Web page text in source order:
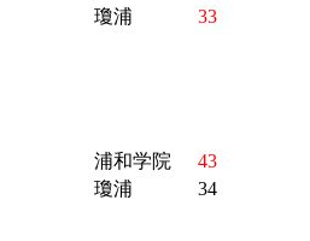
瓊浦 33
浦和学院
43
瓊浦 34